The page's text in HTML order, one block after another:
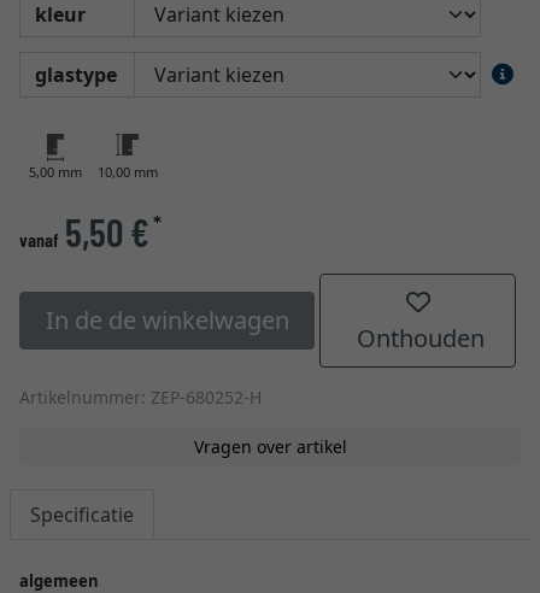
kleur
glastype
5,00 mm 10,00 mm
vanaf 5,50 €*
In de de winkelwagen
Onthouden
Artikelnummer: ZEP-680252-H
Vragen over artikel
Specificatie
algemeen